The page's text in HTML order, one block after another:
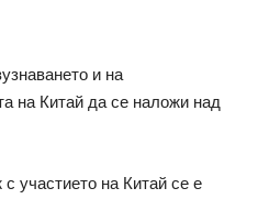
и на
на Китай да се наложи над
участието на Китай се е